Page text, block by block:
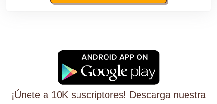
¡Únete a 10K suscriptores! Descarga nuestra